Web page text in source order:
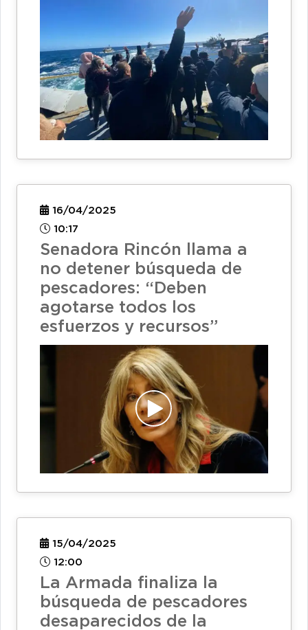
16/04/2025
10:17
Senadora Rincón llama a
no detener búsqueda de
pescadores: “Deben
agotarse todos los
esfuerzos y recursos”
15/04/2025
12:00
La Armada finaliza la
búsqueda de pescadores
desaparecidos de la